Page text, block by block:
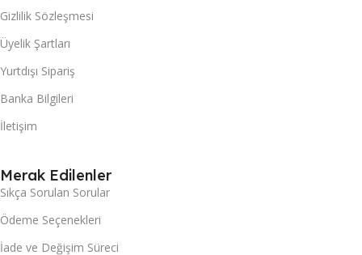
Gizlilik Sözleşmesi
Üyelik Şartları
Yurtdışı Sipariş
Banka Bilgileri
İletişim
Merak Edilenler
Sıkça Sorulan Sorular
Ödeme Seçenekleri
İade ve Değişim Süreci